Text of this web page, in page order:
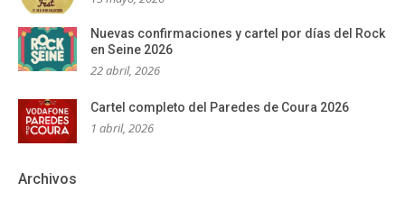
Nuevas confirmaciones y cartel por días del Rock
en Seine 2026
22 abril, 2026
Cartel completo del Paredes de Coura 2026
1 abril, 2026
Archivos